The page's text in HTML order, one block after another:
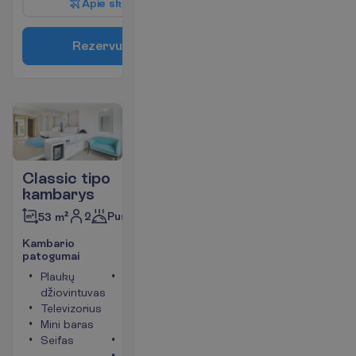
Apie sk
Rezervu
Classic tipo
kambarys
53 m² 2 Pusryčiai
Kambario
patogumai
Plaukų
džiovintuvas
Televizorius
Mini baras
Seifas